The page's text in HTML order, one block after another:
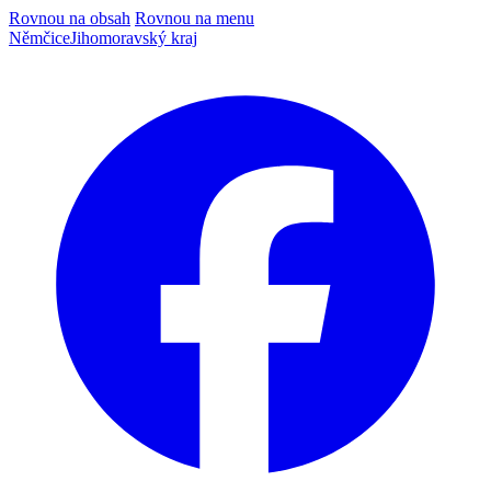
Rovnou na obsah Rovnou na menu
NěmčiceJihomoravský kraj